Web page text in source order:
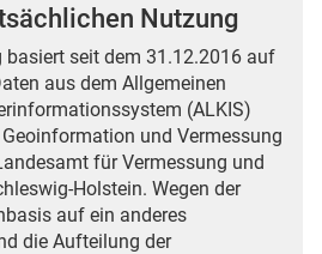
Nutzung
basiert seit dem 31.12.2016 auf
aus dem Allgemeinen
(ALKIS)
und Vermessung
für Vermessung und
Holstein. Wegen der
auf ein anderes
die Aufteilung der